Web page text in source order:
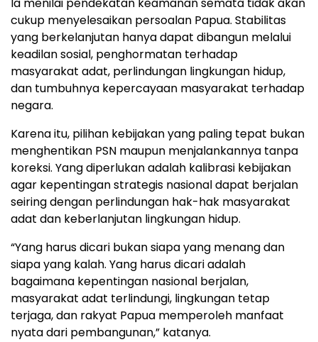
cukup menyelesaikan persoalan Papua. Stabilitas
yang berkelanjutan hanya dapat dibangun melalui
keadilan sosial, penghormatan terhadap
masyarakat adat, perlindungan lingkungan hidup,
dan tumbuhnya kepercayaan masyarakat terhadap
negara.
Karena itu, pilihan kebijakan yang paling tepat bukan
menghentikan PSN maupun menjalankannya tanpa
koreksi. Yang diperlukan adalah kalibrasi kebijakan
agar kepentingan strategis nasional dapat berjalan
seiring dengan perlindungan hak-hak masyarakat
adat dan keberlanjutan lingkungan hidup.
“Yang harus dicari bukan siapa yang menang dan
siapa yang kalah. Yang harus dicari adalah
bagaimana kepentingan nasional berjalan,
masyarakat adat terlindungi, lingkungan tetap
terjaga, dan rakyat Papua memperoleh manfaat
nyata dari pembangunan,” katanya.